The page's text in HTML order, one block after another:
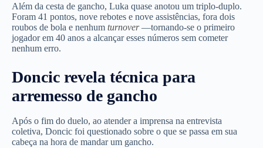
Além da cesta de gancho, Luka quase anotou um triplo-duplo.
Foram 41 pontos, nove rebotes e nove assistências, fora dois
roubos de bola e nenhum turnover—tornando-se o primeiro
jogador em 40 anos a alcançar esses números sem cometer
nenhum erro.
Doncic revela técnica para
arremesso de gancho
Após o fim do duelo, ao atender a imprensa na entrevista
coletiva, Doncic foi questionado sobre o que se passa em sua
cabeça na hora de mandar um gancho.